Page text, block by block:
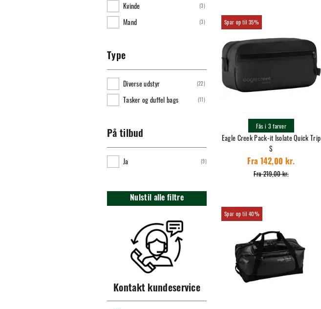
Kvinde (3)
Mand (3)
Type
Diverse udstyr (22)
Tasker og duffel bags (11)
På tilbud
Ja (9)
Nulstil alle filtre
Kontakt kundeservice
35%
Eagle Creek Pack-it Isolate Quick Trip
S
Fra 219,00 kr.
Fra 142,00 kr.
Fås i 3 farver
40%